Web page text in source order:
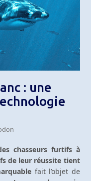
: une
chasseurs furtifs à
de leur réussite tient
fait l’objet de